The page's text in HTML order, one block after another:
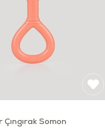
Çıngırak Somon